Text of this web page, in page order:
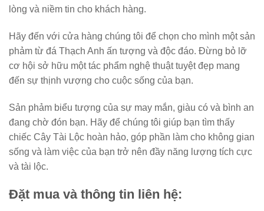
lòng và niềm tin cho khách hàng.
Hãy đến với cửa hàng chúng tôi để chọn cho mình một sản
phảm từ đá Thạch Anh ấn tượng và độc đáo. Đừng bỏ lỡ
cơ hội sở hữu một tác phẩm nghệ thuật tuyệt đẹp mang
đến sự thịnh vượng cho cuộc sống của bạn.
Sản phảm biểu tượng của sự may mắn, giàu có và bình an
đang chờ đón bạn. Hãy để chúng tôi giúp bạn tìm thấy
chiếc Cây Tài Lộc hoàn hảo, góp phần làm cho không gian
sống và làm việc của bạn trở nên đầy năng lượng tích cực
và tài lộc.
Đặt mua và thông tin liên hệ: